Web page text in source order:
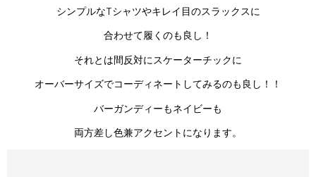
シンプルなTシャツやキレイ目のスラックスに
合わせて履くのも良し！
それとは間反対にスケーターチックに
オーバーサイズでコーディネートしてみるのも良し！！
バーガンディーもネイビーも
両方差し色兼アクセントになります。